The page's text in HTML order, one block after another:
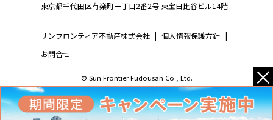
サンフロンティア不動産株式会社 | 個人情報保護方針 |
お問合せ
東京都千代田区有楽町一丁目2番2号 東宝日比谷ビル14階
© Sun Frontier Fudousan Co., Ltd. ×